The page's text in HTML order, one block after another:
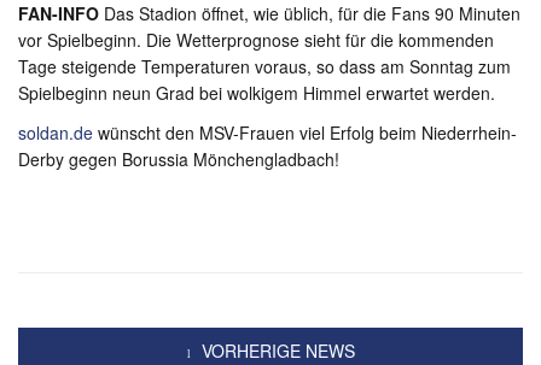
FAN-INFO Das Stadion öffnet, wie üblich, für die Fans 90 Minuten
vor Spielbeginn. Die Wetterprognose sieht für die kommenden
Tage steigende Temperaturen voraus, so dass am Sonntag zum
Spielbeginn neun Grad bei wolkigem Himmel erwartet werden.
soldan.de wünscht den MSV-Frauen viel Erfolg beim Niederrhein-
Derby gegen Borussia Mönchengladbach!
VORHERIGE NEWS